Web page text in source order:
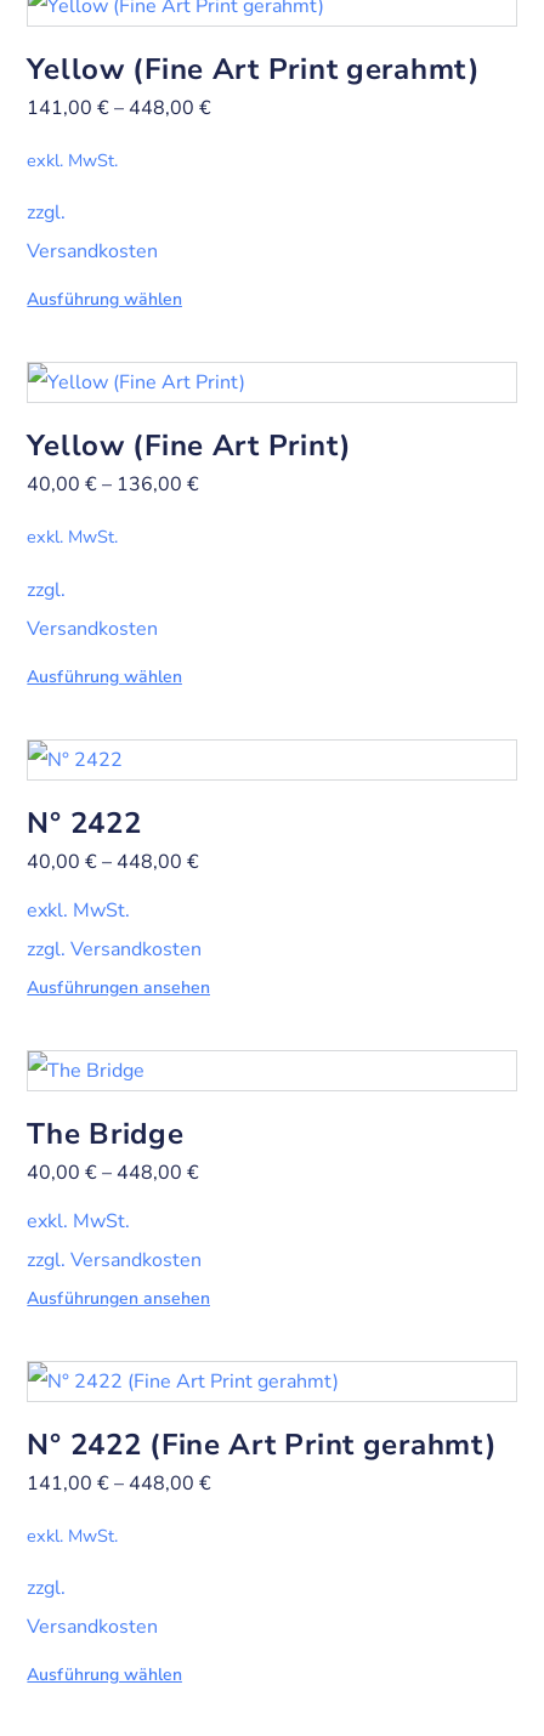
Yellow (Fine Art Print gerahmt)
141,00€– 448,00€
exkl. MwSt.
zzgl.
Versandkosten
Ausführung wählen
Yellow (Fine Art Print)
40,00€– 136,00€
exkl. MwSt.
zzgl.
Versandkosten
Ausführung wählen
N° 2422
40,00€– 448,00€
exkl. MwSt.
zzgl. Versandkosten
Ausführungen ansehen
The Bridge
40,00€– 448,00€
exkl. MwSt.
zzgl. Versandkosten
Ausführungen ansehen
N° 2422 (Fine Art Print gerahmt)
141,00€– 448,00€
exkl. MwSt.
zzgl.
Versandkosten
Ausführung wählen